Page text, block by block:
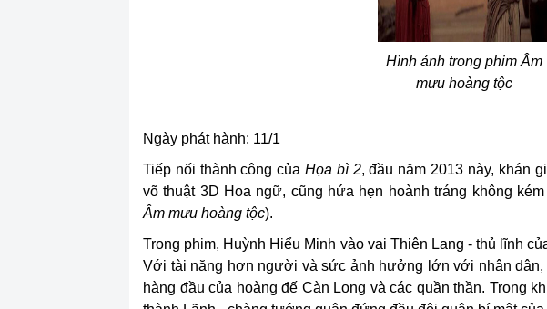
Hình ảnh trong phim Âm
mưu hoàng tộc
Ngày phát hành: 11/1
Tiếp nối thành công củaHọa bì 2, đầu năm 2013 này, khán
võ thuật 3D Hoa ngữ, cũng hứa hẹn hoành tráng không kém
Âm mưu hoàng tộc).
Trong phim, Huỳnh Hiểu Minh vào vai Thiên Lang - thủ lĩnh
Với tài năng hơn người và sức ảnh hưởng lớn với nhân dân,
hàng đầu của hoàng đế Càn Long và các quần thần. Trong